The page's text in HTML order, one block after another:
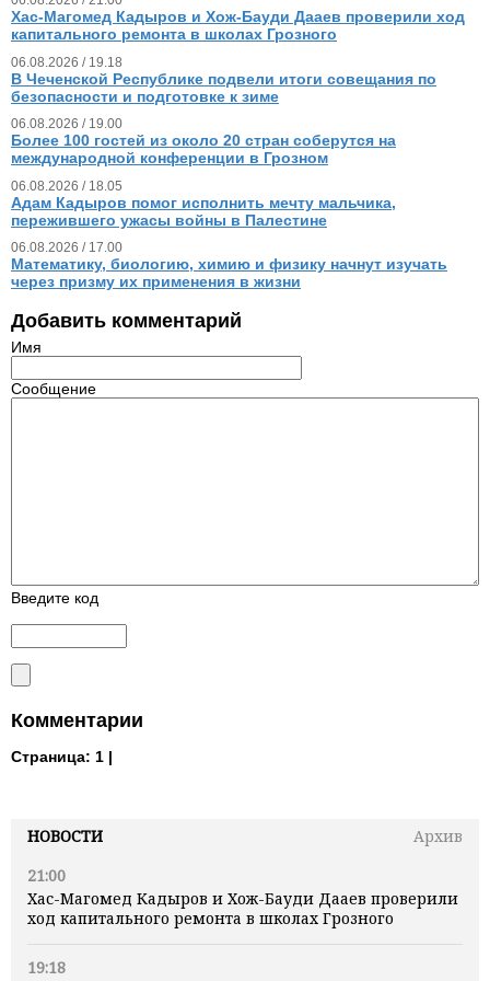
НОВОСТИ
Архив
21:00
Хас-Магомед Кадыров и Хож-Бауди Дааев проверили
ход капитального ремонта в школах Грозного
19:18
Хас-Магомед Кадыров и Хож-Бауди Дааев проверили ход
капитального ремонта в школах Грозного
06.08.2026 / 19.18
В Чеченской Республике подвели итоги совещания по
безопасности и подготовке к зиме
06.08.2026 / 19.00
Более 100 гостей из около 20 стран соберутся на
международной конференции в Грозном
06.08.2026 / 18.05
Адам Кадыров помог исполнить мечту мальчика,
пережившего ужасы войны в Палестине
06.08.2026 / 17.00
Математику, биологию, химию и физику начнут изучать
через призму их применения в жизни
Добавить комментарий
Имя
Сообщение
Введите код
Комментарии
Страница: 1 |